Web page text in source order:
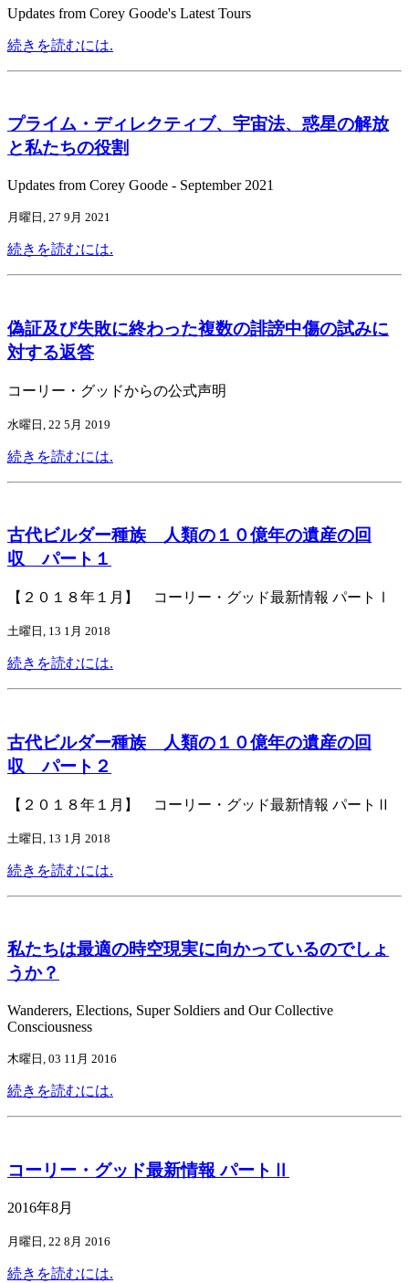
Updates from Corey Goode's Latest Tours
続きを読むには.
プライム・ディレクティブ、宇宙法、惑星の解放
と私たちの役割
Updates from Corey Goode - September 2021
月曜日, 27 9月 2021
続きを読むには.
偽証及び失敗に終わった複数の誹謗中傷の試みに
対する返答
コーリー・グッドからの公式声明
水曜日, 22 5月 2019
続きを読むには.
古代ビルダー種族 人類の１０億年の遺産の回
収 パート１
【２０１８年１月】 コーリー・グッド最新情報 パートⅠ
土曜日, 13 1月 2018
続きを読むには.
古代ビルダー種族 人類の１０億年の遺産の回
収 パート２
【２０１８年１月】 コーリー・グッド最新情報 パートⅡ
土曜日, 13 1月 2018
続きを読むには.
私たちは最適の時空現実に向かっているのでしょ
うか？
Wanderers, Elections, Super Soldiers and Our Collective
Consciousness
木曜日, 03 11月 2016
続きを読むには.
コーリー・グッド最新情報 パートⅡ
2016年8月
月曜日, 22 8月 2016
続きを読むには.